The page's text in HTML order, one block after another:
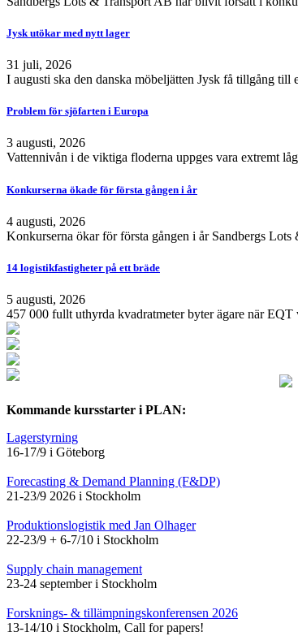
Jysk utökar med nytt lager
31 juli, 2026
I augusti ska den danska möbeljätten Jysk få tillgång
Problem för sjöfarten i Europa
3 augusti, 2026
Vattennivån i de viktiga floderna uppges vara extremt
Konkurserna ökade för första gången i år
4 augusti, 2026
Konkurserna ökar för första gången i år Sandbergs
14 logistikfastigheter på ett bräde
5 augusti, 2026
457 000 fullt uthyrda kvadratmeter byter ägare när
Kommande kursstarter i PLAN:
Lagerstyrning
16-17/9 i Göteborg
Forecasting & Demand Planning (F&DP)
21-23/9 2026 i Stockholm
Produktionslogistik med Jan Olhager
22-23/9 + 6-7/10 i Stockholm
Supply chain management
23-24 september i Stockholm
Forsknings- & tillämpningskonferensen 2026
13-14/10 i Stockholm, Call for papers!